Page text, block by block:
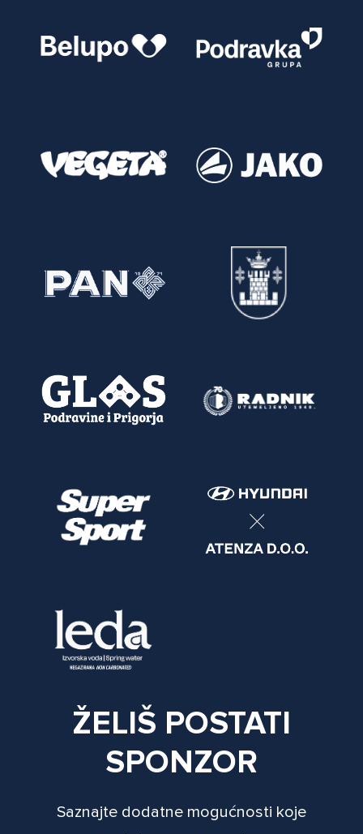
ŽELIŠ POSTATI
SPONZOR
Saznajte dodatne mogućnosti koje